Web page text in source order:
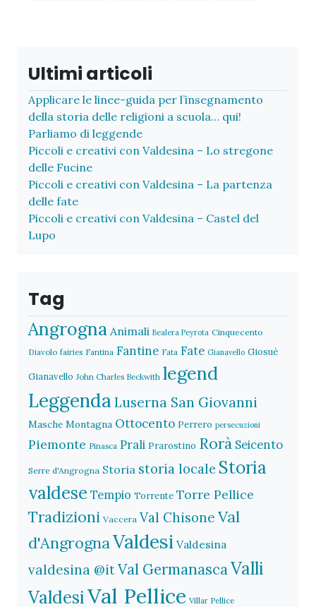
Ultimi articoli
Applicare le linee-guida per l’insegnamento
della storia delle religioni a scuola… qui!
Parliamo di leggende
Piccoli e creativi con Valdesina – Lo stregone
delle Fucine
Piccoli e creativi con Valdesina – La partenza
delle fate
Piccoli e creativi con Valdesina – Castel del
Lupo
Tag
Angrogna Animali Bealera Peyrota Cinquecento
Diavolo fairies Fantina Fantine Fata Fate Gianavello Giosuè
Gianavello John Charles Beckwith legend
Leggenda Luserna San Giovanni
Masche Montagna Ottocento Perrero persecuzioni
Piemonte Pinasca Prali Prarostino Rorà Seicento
Serre d'Angrogna Storia storia locale Storia
valdese Tempio Torrente Torre Pellice
Tradizioni Vaccera Val Chisone Val
d'AngrognaValdesi Valdesina
valdesina @itVal GermanascaValli
ValdesiVal Pellice Villar Pellice